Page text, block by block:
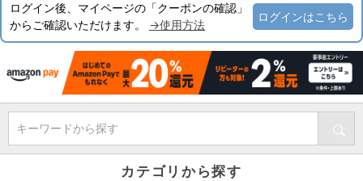
ログイン後、マイページの「クーポンの確認」
からご確認いただけます。 →使用方法
ログインはこちら
キーワードから探す
カテゴリから探す